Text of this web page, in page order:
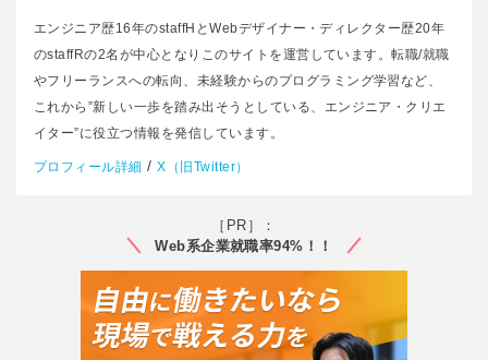
エンジニア歴16年のstaffHとWebデザイナー・ディレクター歴20年
のstaffRの2名が中心となりこのサイトを運営しています。転職/就職
やフリーランスへの転向、未経験からのプログラミング学習など、
これから”新しい一歩を踏み出そうとしている、エンジニア・クリエ
イター”に役立つ情報を発信しています。
プロフィール詳細 /X（旧Twitter）
［PR］：
Web系企業就職率94%！！